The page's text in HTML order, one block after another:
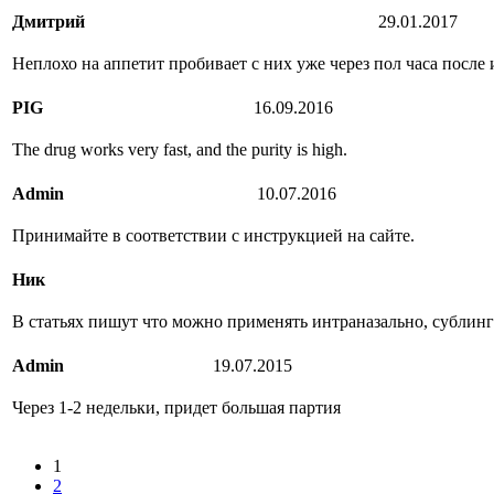
Дмитрий 29.01.2017
Неплохо на аппетит пробивает с них уже через пол часа
PIG 16.09.2016
The drug works very fast, and the purity is high.
Admin 10.07.2016
Принимайте в соответствии с инструкцией на сайте.
Ник
В статьях пишут что можно применять интраназально,
Admin 19.07.2015
Через 1-2 недельки, придет большая партия
1
2